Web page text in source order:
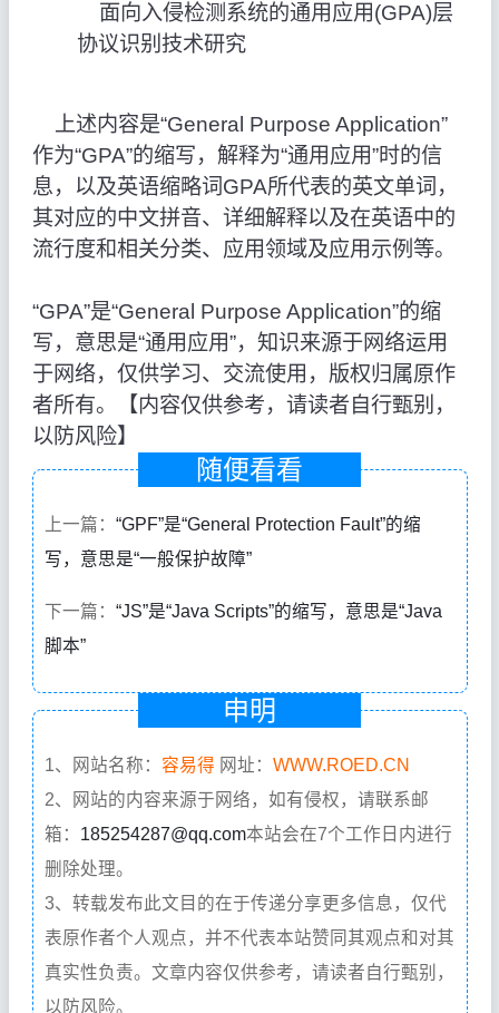
面向入侵检测系统的通用应用(GPA)层
协议识别技术研究
上述内容是“General Purpose Application”
作为“GPA”的缩写，解释为“通用应用”时的信
息，以及英语缩略词GPA所代表的英文单词，
其对应的中文拼音、详细解释以及在英语中的
流行度和相关分类、应用领域及应用示例等。
“GPA”是“General Purpose Application”的缩
写，意思是“通用应用”，知识来源于网络运用
于网络，仅供学习、交流使用，版权归属原作
者所有。【内容仅供参考，请读者自行甄别，
以防风险】
随便看看
上一篇： “GPF”是“General Protection Fault”的缩
写，意思是“一般保护故障”
下一篇： “JS”是“Java Scripts”的缩写，意思是“Java
脚本”
申明
1、网站名称： 容易得 网址： WWW.ROED.CN
2、网站的内容来源于网络，如有侵权，请联系邮
箱： 185254287@qq.com本站会在7个工作日内进行
删除处理。
3、转载发布此文目的在于传递分享更多信息，仅代
表原作者个人观点，并不代表本站赞同其观点和对其
真实性负责。文章内容仅供参考，请读者自行甄别，
以防风险。